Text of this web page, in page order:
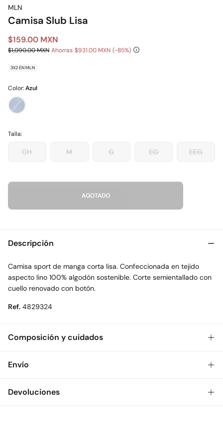
MLN
Camisa Slub Lisa
$159.00 MXN
$1,090.00 MXN Ahorras $931.00 MXN 85
3X2 EN MLN
Color:Azul
Talla:
CH M G EG EEG
AGOTADO
Descripción
Camisa sport de manga corta lisa. Confeccionada en tejido
aspecto lino 100% algodón sostenible. Corte semientallado con
cuello renovado con botón.
Ref. 4829324
Composición y cuidados
Composición
Cuidados
Envío
Envío a tienda: 2-5 días.
Devoluciones